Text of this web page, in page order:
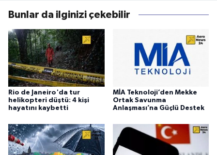
Bunlar da ilginizi çekebilir
Rio de Janeiro'da tur
helikopteri düştü: 4 kişi
hayatını kaybetti
MİA Teknoloji’den Mekke
Ortak Savunma
Anlaşması’na Güçlü Destek